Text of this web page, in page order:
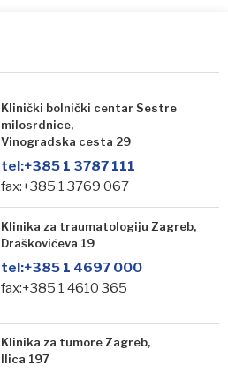
Klinički bolnički centar Sestre
milosrdnice,
Vinogradska cesta 29
tel:+385 1 3787 111
fax:+385 1 3769 067
Klinika za traumatologiju Zagreb,
Draškovićeva 19
tel:+385 1 4697 000
fax:+385 1 4610 365
Klinika za tumore Zagreb,
Ilica 197